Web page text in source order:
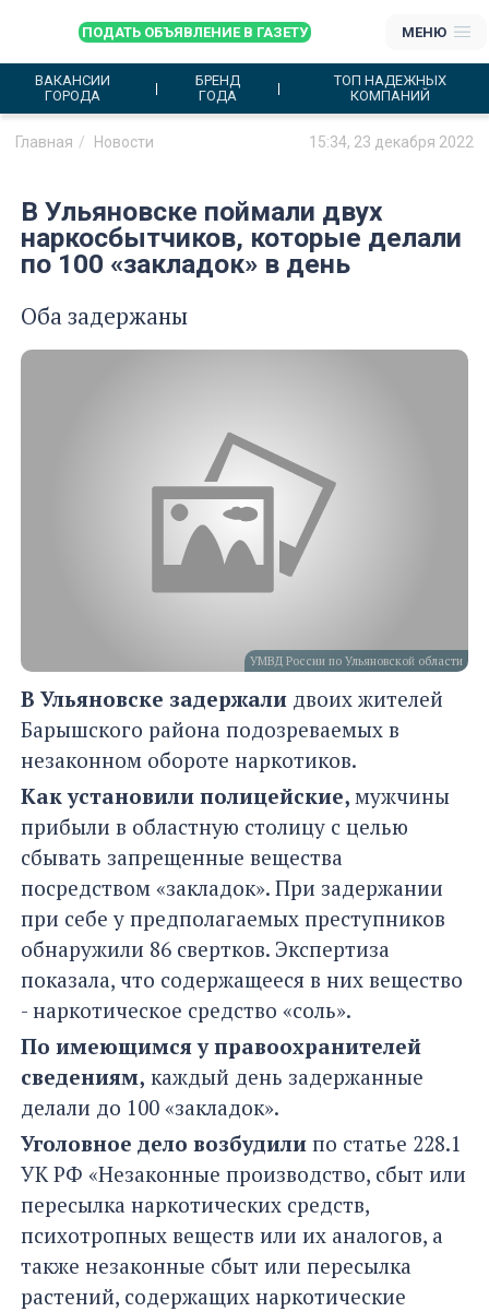
ПОДАТЬ ОБЪЯВЛЕНИЕ В ГАЗЕТУ МЕНЮ
ВАКАНСИИ
ГОРОДА
БРЕНД
ГОДА
ТОП НАДЕЖНЫХ
КОМПАНИЙ
Главная Новости 15:34, 23 декабря 2022
В Ульяновске поймали двух
наркосбытчиков, которые делали
по 100 «закладок» в день
Оба задержаны
УМВД России по Ульяновской области
В Ульяновске задержали двоих жителей
Барышского района подозреваемых в
незаконном обороте наркотиков.
Как установили полицейские, мужчины
прибыли в областную столицу с целью
сбывать запрещенные вещества
посредством «закладок». При задержании
при себе у предполагаемых преступников
обнаружили 86 свертков. Экспертиза
показала, что содержащееся в них вещество
- наркотическое средство «соль».
По имеющимся у правоохранителей
сведениям, каждый день задержанные
делали до 100 «закладок».
Уголовное дело возбудили по статье 228.1
УК РФ «Незаконные производство, сбыт или
пересылка наркотических средств,
психотропных веществ или их аналогов, а
также незаконные сбыт или пересылка
растений, содержащих наркотические